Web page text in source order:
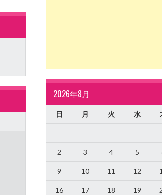
2026年8月
日 月 火 水
2 3 4 5
9 10 11 12
16 17 18 19